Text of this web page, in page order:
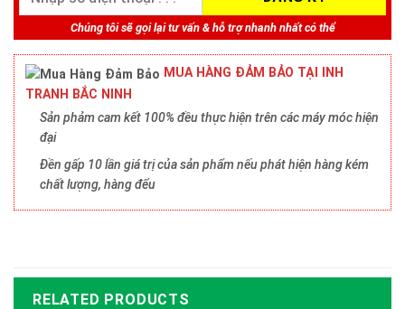
Chúng tôi sẽ gọi lại tư vấn & hỗ trợ nhanh nhất có thể
MUA HÀNG ĐẢM BẢO TẠI INH
TRANH BẮC NINH
Sản phảm cam kết 100% đều thực hiện trên các máy móc hiện
đại
Đền gấp 10 lần giá trị của sản phẩm nếu phát hiện hàng kém
chất lượng, hàng đểu
RELATED PRODUCTS